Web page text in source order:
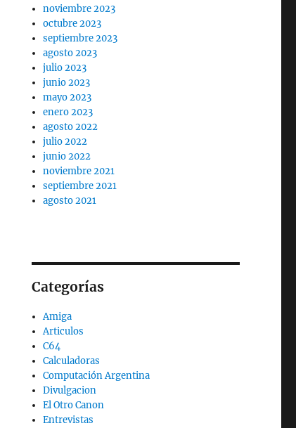
noviembre 2023
octubre 2023
septiembre 2023
agosto 2023
julio 2023
junio 2023
mayo 2023
enero 2023
agosto 2022
julio 2022
junio 2022
noviembre 2021
septiembre 2021
agosto 2021
Categorías
Amiga
Articulos
C64
Calculadoras
Computación Argentina
Divulgacion
El Otro Canon
Entrevistas